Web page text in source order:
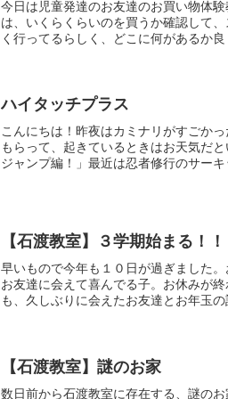
今日は児童発達のお友達のお買い物体
は、いくらくらいのを買うか確認して
く行ってるらしく、どこに何があるか
ハイタッチプラス
こんにちは！昨夜はカミナリがすごか
もらって、起きているときはお天気だ
ジャンプ編！」最近は忍者修行のサー
【石渡教室】３学期始まる！！
早いもので今年も１０日が過ぎました
お友達に会えて喜んでる子。お休みが
も、久しぶりに会えたお友達とお年玉
【石渡教室】謎のお家
数日前から石渡教室に存在する、謎の